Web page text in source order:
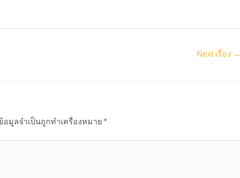
Next เรื่อง →
อมูลจำเป็นถูกทำเครื่องหมาย *